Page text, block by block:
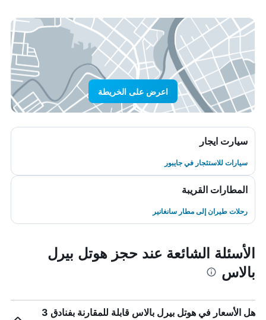
اعرض على الخريطة
سيارت ايجار
سيارات للاستئجار في جايبور
المطارات القريبة
رحلات طيران إلى مطار سانغانير
الأسئلة الشائعة عند حجز هوتل بيرل
بالاس
هل الأسعار في هوتل بيرل بالاس قابلة للمقارنة بفنادق 3